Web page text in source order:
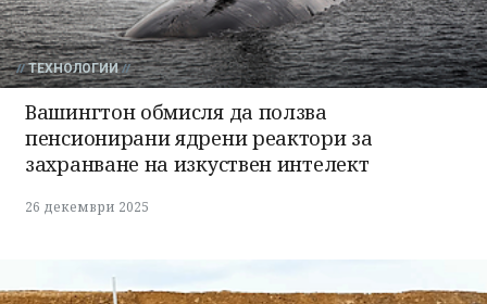
ТЕХНОЛОГИИ
Вашингтон обмисля да ползва
пенсионирани ядрени реактори за
захранване на изкуствен интелект
26 декември 2025